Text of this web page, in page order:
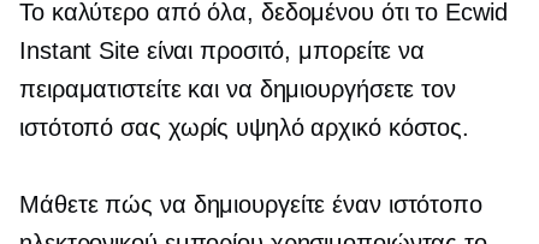
Το καλύτερο από όλα, δεδομένου ότι το Ecwid
Instant Site είναι προσιτό, μπορείτε να
πειραματιστείτε και να δημιουργήσετε τον
ιστότοπό σας χωρίς υψηλό αρχικό κόστος.
Μάθετε πώς να δημιουργείτε έναν ιστότοπο